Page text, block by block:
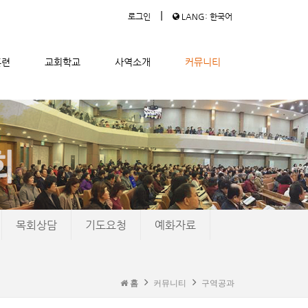
로그인 | LANG: 한국어
교회학교 사역소개 커뮤니티
목회상담 기도요청 예화자료
홈 커뮤니티 구역공과